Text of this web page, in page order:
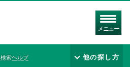
メニュー
検索ヘルプ 他の探し方